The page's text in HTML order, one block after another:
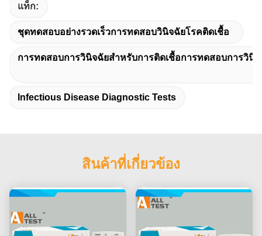
แท็ก:
ชุดทดสอบอย่างรวดเร็วการทดสอบวินิจฉัยโรคติดเชื้อ
การทดสอบการวินิจฉัยสำหรับการติดเชื้อการทดสอบการวินิ
Infectious Disease Diagnostic Tests
สินค้าที่เกี่ยวข้อง